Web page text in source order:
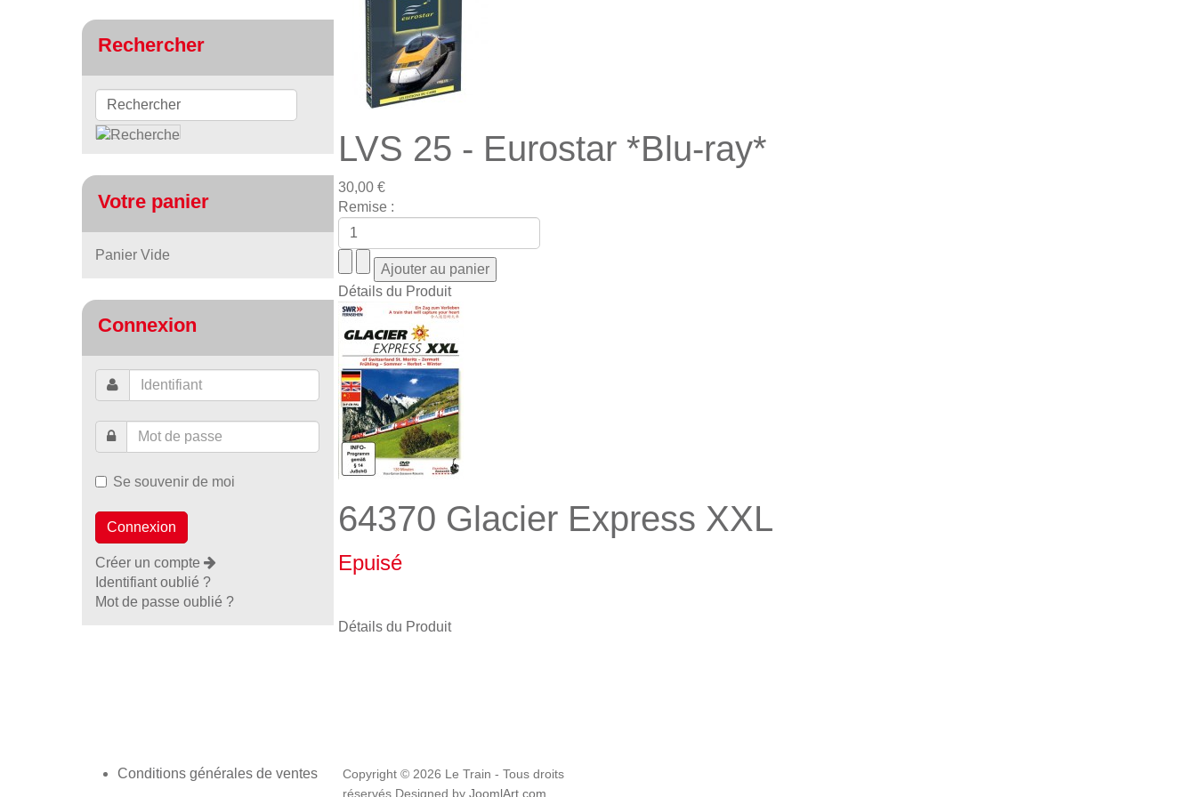
LVS 25 - Eurostar *Blu-ray*
30,00 €
Remise :
Détails du Produit
64370 Glacier Express XXL
Epuisé
Détails du Produit
Rechercher
Votre panier
Panier Vide
Connexion
Se souvenir de moi
Créer un compte
Identifiant oublié ?
Mot de passe oublié ?
Conditions générales de ventes
Copyright © 2026 Le Train - Tous droits
réservés Designed by JoomlArt.com